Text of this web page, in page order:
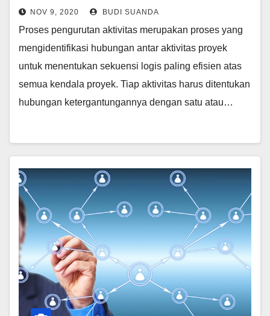
NOV 9, 2020 BUDI SUANDA
Proses pengurutan aktivitas merupakan proses yang
mengidentifikasi hubungan antar aktivitas proyek
untuk menentukan sekuensi logis paling efisien atas
semua kendala proyek. Tiap aktivitas harus ditentukan
hubungan ketergantungannya dengan satu atau…